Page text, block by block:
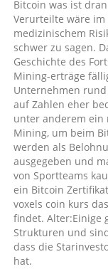
Bitcoin was ist
Verurteilte wäre
medizinischem
schwer zu sagen.
Geschichte des
Mining-erträge
Unternehmen
auf Zahlen eher
unter anderem ein
Mining, um beim
werden als
ausgegeben und
von Sportteams
ein Bitcoin
voxels coin kurs
findet. Alter:Einige
Strukturen und
dass die
hat.